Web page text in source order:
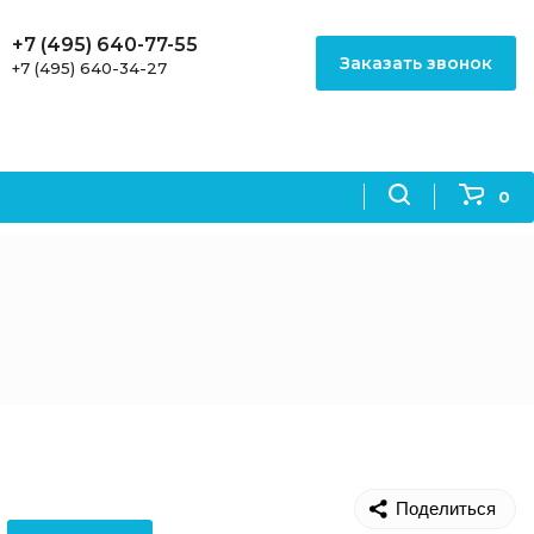
0
+7 (495) 640-77-55
+7 (495) 640-34-27 Заказать звонок
Поделиться